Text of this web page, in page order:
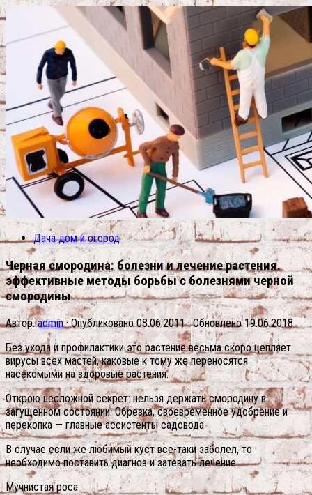
Дача дом и огород
Черная смородина: болезни и лечение растения.
эффективные методы борьбы с болезнями черной
смородины
Автор:admin · Опубликовано08.06.2011· Обновлено19.06.2018
Без ухода и профилактики это растение весьма скоро цепляет
вирусы всех мастей, каковые к тому же переносятся
насекомыми на здоровые растения.
Открою несложной секрет: нельзя держать смородину в
загущенном состоянии. Обрезка, своевременное удобрение и
перекопка — главные ассистенты садовода.
В случае если же любимый куст все-таки заболел, то
необходимо поставить диагноз и затевать лечение.
Мучнистая роса